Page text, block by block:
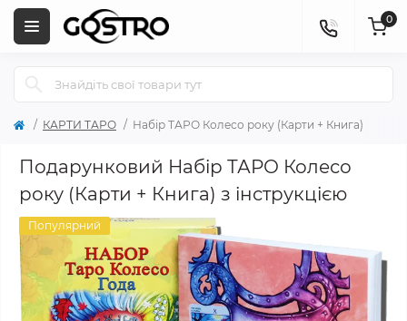
0
КАРТИ ТАРО Набір ТАРО Колесо року (Карти + Книга)
Подарунковий Набір ТАРО Колесо
року (Карти + Книга) з інструкцією
Популярний